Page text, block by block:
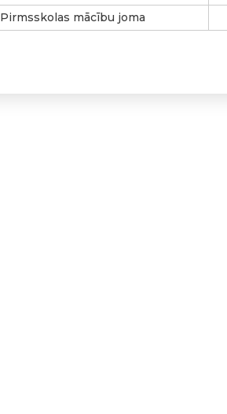
Pirmsskolas mācību joma